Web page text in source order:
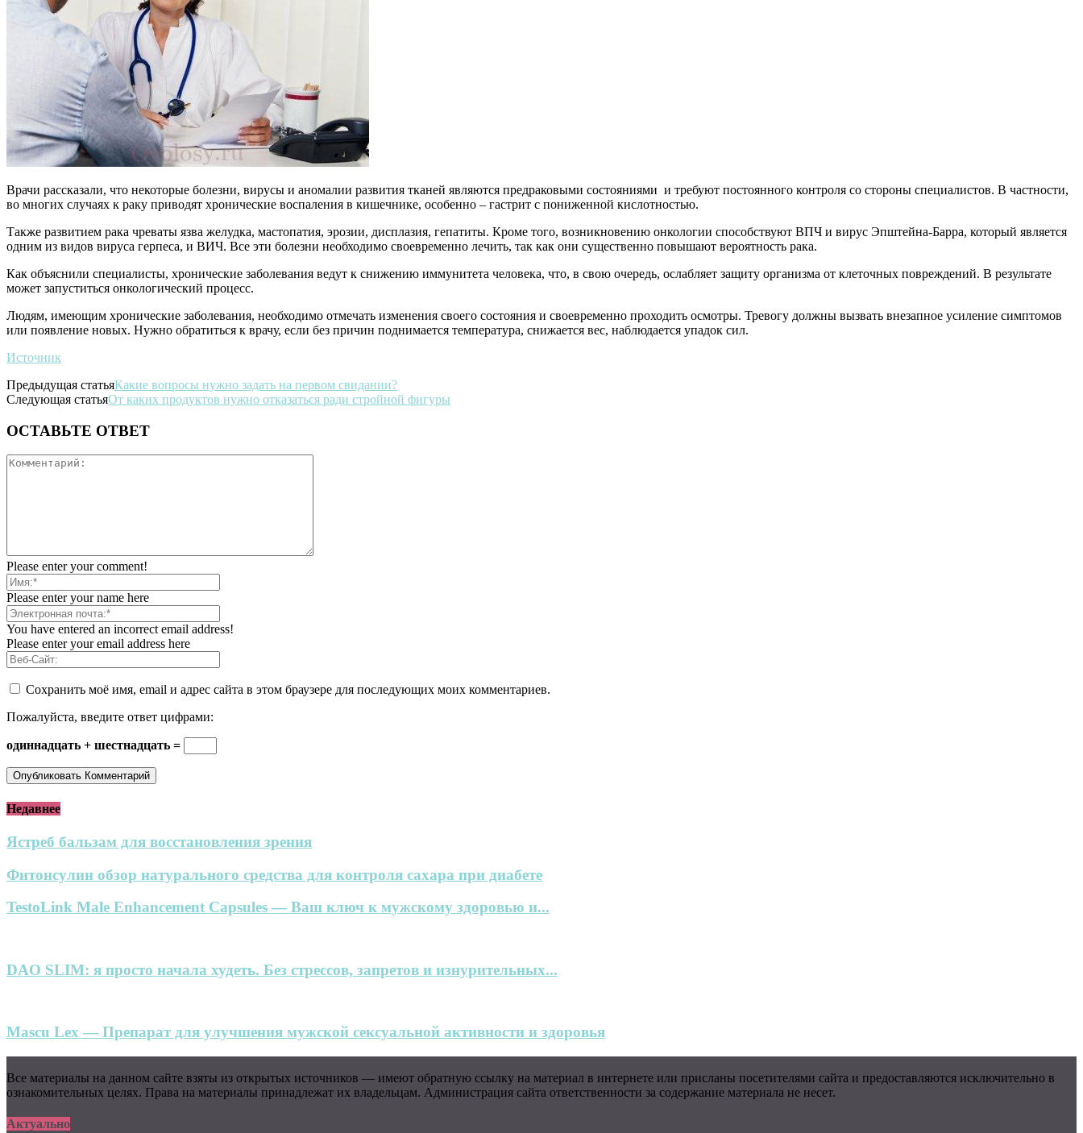
Врачи рассказали, что некоторые болезни, вирусы и аномалии развития тканей являются предраковыми состояниями и требуют постоянного контроля со стороны специалистов. В частности,
во многих случаях к раку приводят хронические воспаления в кишечнике, особенно – гастрит с пониженной кислотностью.
Также развитием рака чреваты язва желудка, мастопатия, эрозии, дисплазия, гепатиты. Кроме того, возникновению онкологии способствуют ВПЧ и вирус Эпштейна-Барра, который является
одним из видов вируса герпеса, и ВИЧ. Все эти болезни необходимо своевременно лечить, так как они существенно повышают вероятность рака.
Как объяснили специалисты, хронические заболевания ведут к снижению иммунитета человека, что, в свою очередь, ослабляет защиту организма от клеточных повреждений. В результате
может запуститься онкологический процесс.
Людям, имеющим хронические заболевания, необходимо отмечать изменения своего состояния и своевременно проходить осмотры. Тревогу должны вызвать внезапное усиление симптомов
или появление новых. Нужно обратиться к врачу, если без причин поднимается температура, снижается вес, наблюдается упадок сил.
Источник
Предыдущая статьяКакие вопросы нужно задать на первом свидании?
Следующая статьяОт каких продуктов нужно отказаться ради стройной фигуры
ОСТАВЬТЕ ОТВЕТ
Please enter your comment!
Please enter your name here
You have entered an incorrect email address!
Please enter your email address here
Сохранить моё имя, email и адрес сайта в этом браузере для последующих моих комментариев.
Пожалуйста, введите ответ цифрами:
одиннадцать + шестнадцать =
Недавнее
Ястреб бальзам для восстановления зрения
Фитонсулин обзор натурального средства для контроля сахара при диабете
TestoLink Male Enhancement Capsules — Ваш ключ к мужскому здоровью и...
DAO SLIM: я просто начала худеть. Без стрессов, запретов и изнурительных...
Mascu Lex — Препарат для улучшения мужской сексуальной активности и здоровья
Все материалы на данном сайте взяты из открытых источников — имеют обратную ссылку на материал в интернете или присланы посетителями сайта и предоставляются исключительно в
ознакомительных целях. Права на материалы принадлежат их владельцам. Администрация сайта ответственности за содержание материала не несет.
Актуально